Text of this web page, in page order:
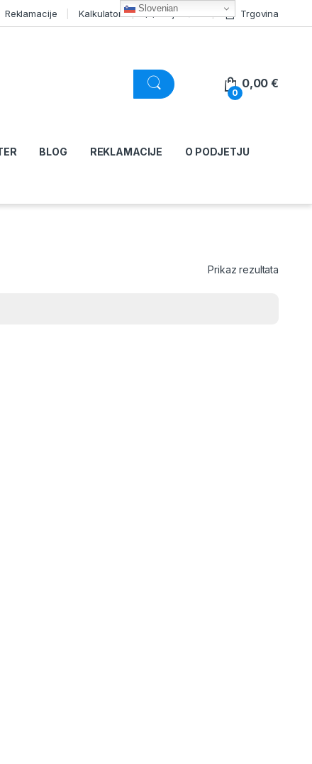
Reklamacije Kalkulator Moj račun Trgovina
0
0,00€
BLOG REKLAMACIJE O PODJETJU
Prikaz rezultata
Slovenian